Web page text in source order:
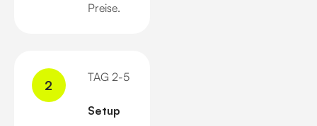
Preise.
2
TAG 2-5
Setup